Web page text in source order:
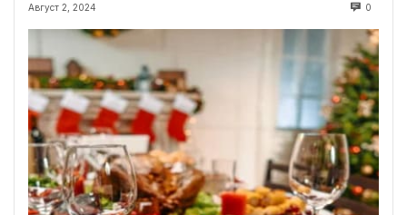
Август 2, 2024 0